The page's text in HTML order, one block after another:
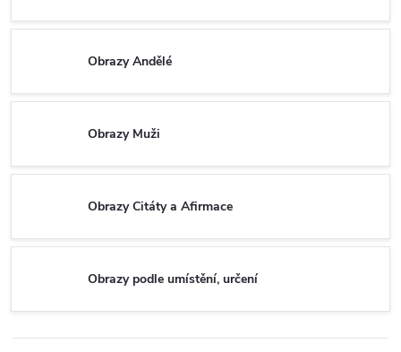
Obrazy Andělé
Obrazy Muži
Obrazy Citáty a Afirmace
Obrazy podle umístění, určení